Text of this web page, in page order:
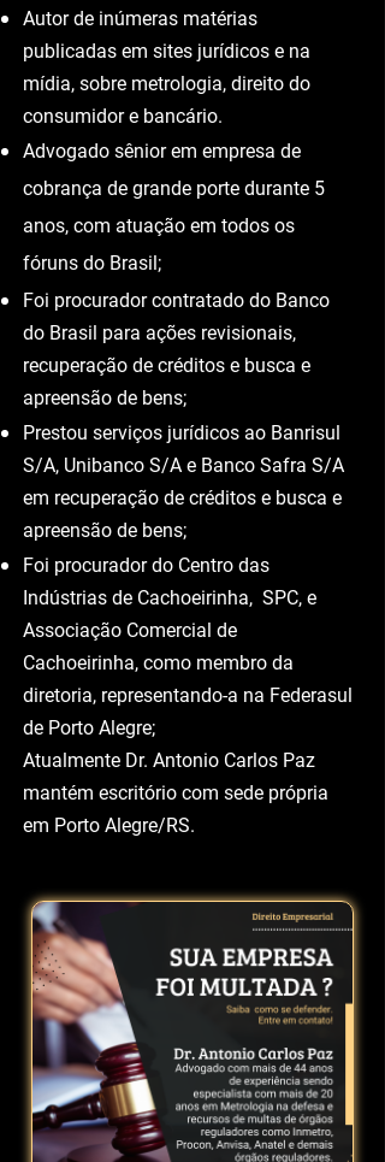
PUCRS;
Advogado atuante na área de
metrologia há mais de 20 anos;
Autor de inúmeras matérias
publicadas em sites jurídicos e na
mídia, sobre metrologia, direito do
consumidor e bancário.
anos, com atuação em todos os
fóruns do Brasil;
Foi procurador contratado do Banco
do Brasil para ações revisionais,
recuperação de créditos e busca e
apreensão de bens;
Prestou serviços jurídicos ao Banrisul
S/A, Unibanco S/A e Banco Safra S/A
em recuperação de créditos e busca e
apreensão de bens;
Foi procurador do Centro das
Indústrias de Cachoeirinha, SPC, e
Associação Comercial de
Cachoeirinha, como membro da
diretoria, representando-a na Federasul
de Porto Alegre;
mantém escritório com sede própria
em Porto Alegre/RS.